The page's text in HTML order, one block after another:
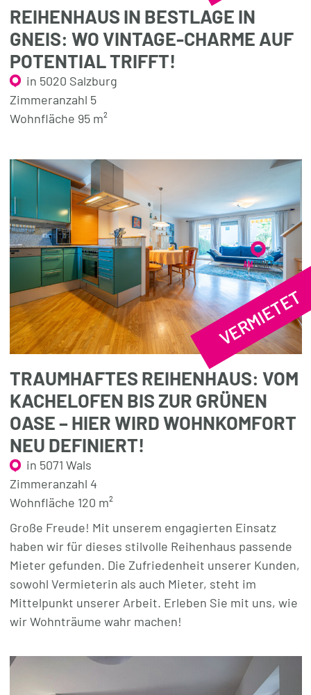
REIHENHAUS IN BESTLAGE IN
GNEIS: WO VINTAGE-CHARME AUF
POTENTIAL TRIFFT!
in 5020 Salzburg
Zimmeranzahl 5
Wohnfläche 95 m²
VERMIETET
TRAUMHAFTES REIHENHAUS: VOM
KACHELOFEN BIS ZUR GRÜNEN
OASE – HIER WIRD WOHNKOMFORT
NEU DEFINIERT!
in 5071 Wals
Zimmeranzahl 4
Wohnfläche 120 m²
Große Freude! Mit unserem engagierten Einsatz
haben wir für dieses stilvolle Reihenhaus passende
Mieter gefunden. Die Zufriedenheit unserer Kunden,
sowohl Vermieterin als auch Mieter, steht im
Mittelpunkt unserer Arbeit. Erleben Sie mit uns, wie
wir Wohnträume wahr machen!